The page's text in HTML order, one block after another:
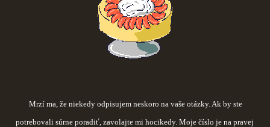
ZAUJÍMAVOSTI O MEDOVNÍČKOCH
Mrzí ma, že niekedy odpisujem neskoro na vaše otázky. Ak by ste
potrebovali súrne poradiť, zavolajte mi hocikedy. Moje číslo je na pravej